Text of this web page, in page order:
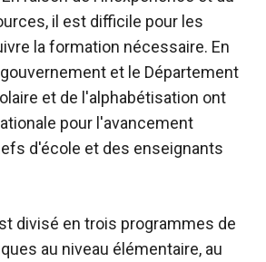
il est difficile pour les
la formation nécessaire. En
et le Département
et de l'alphabétisation ont
pour l'avancement
d'école et des enseignants
divisé en trois programmes de
au niveau élémentaire, au